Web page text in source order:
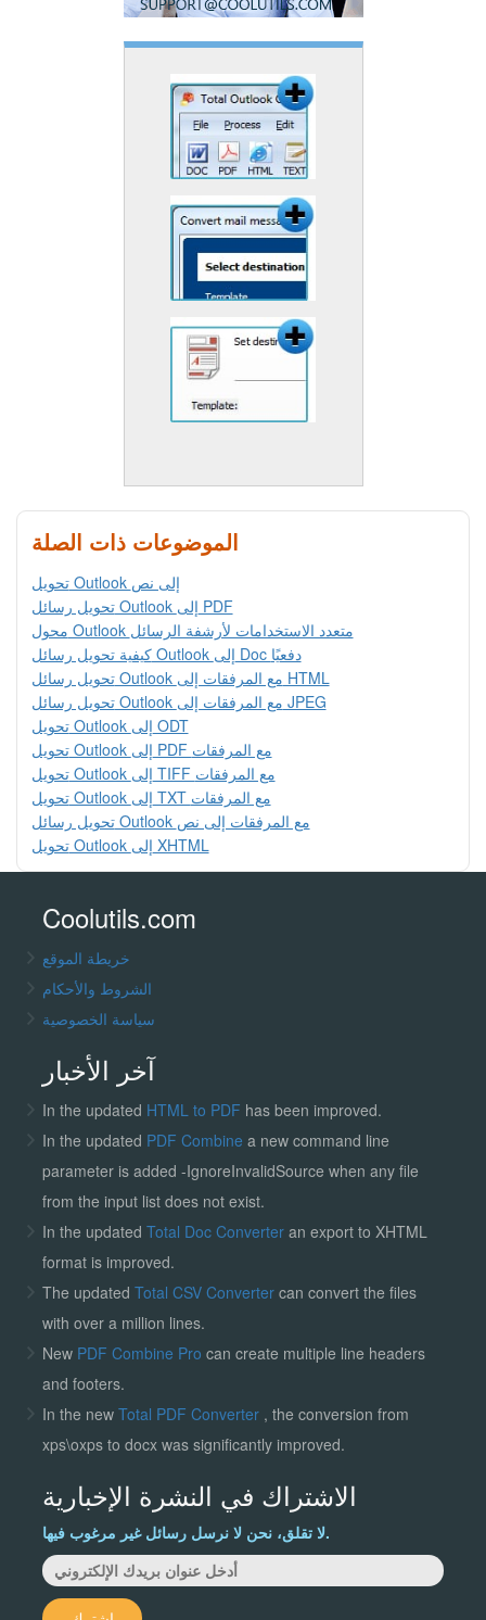
الموضوعات ذات الصلة
تحويل Outlook إلى نص
تحويل رسائل Outlook إلى PDF
محول Outlook متعدد الاستخدامات لأرشفة الرسائل
كيفية تحويل رسائل Outlook إلى Doc دفعيًا
تحويل رسائل Outlook مع المرفقات إلى HTML
تحويل رسائل Outlook مع المرفقات إلى JPEG
تحويل Outlook إلى ODT
تحويل Outlook إلى PDF مع المرفقات
تحويل Outlook إلى TIFF مع المرفقات
تحويل Outlook إلى TXT مع المرفقات
تحويل رسائل Outlook مع المرفقات إلى نص
تحويل Outlook إلى XHTML
Coolutils.com
خريطة الموقع
الشروط والأحكام
سياسة الخصوصية
آخر الأخبار
In the updated HTML to PDF has been improved.
In the updated PDF Combine a new command line
parameter is added -IgnoreInvalidSource when any file
from the input list does not exist.
In the updated Total Doc Converter an export to XHTML
format is improved.
The updated Total CSV Convertercan convert the files
with over a million lines.
New PDF Combine Pro can create multiple line headers
and footers.
In the new Total PDF Converter , the conversion from
xps\oxps to docx was significantly improved.
الاشتراك في النشرة الإخبارية
لا تقلق، نحن لا نرسل رسائل غير مرغوب فيها.